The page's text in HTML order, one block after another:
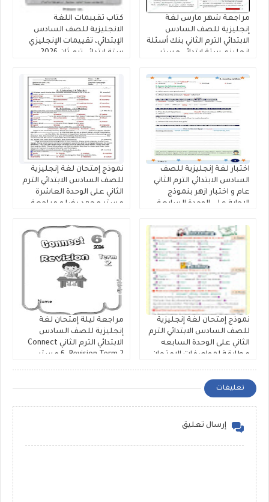
مراجعة شهر مارس لغة
إنجليزية للصف السادس
الابتدائي الترم الثاني بنك أسئلة
إنجليزي ستة ابتدائي مستر
كتاب تقببمات اللغة
الانجليزية للصف السادس
الإبتدائي، تقييمات الإنجليزي
ستة ابتدائي ترم ثان 2026
اختبار لغة إنجليزية للصف
السادس الابتدائي الترم الثاني
عام و اختبار ازهر بنموذج
الاجابة على الوحدة السابعة
نموذج إمتحان لغة إنجليزية
للصف السادس الابتدائي الترم
الثاني على الوحدة العاشرة
مستر محمد رضا و مراجعة
نموذج إمتحان لغة إنجليزية
للصف السادس الابتدائي الترم
الثاني على الوحدة السابعه
مطابقة لمواصفات الامتحان
مراجعة ليلة إمتحان لغة
إنجليزية للصف السادس
الابتدائي الترم الثاني Connect
6. Revision Term 2 مستر
تعليقات
إرسال تعليق